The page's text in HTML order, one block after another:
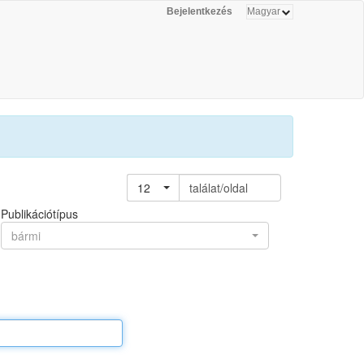
Bejelentkezés
12
találat/oldal
Publikációtípus
bármi